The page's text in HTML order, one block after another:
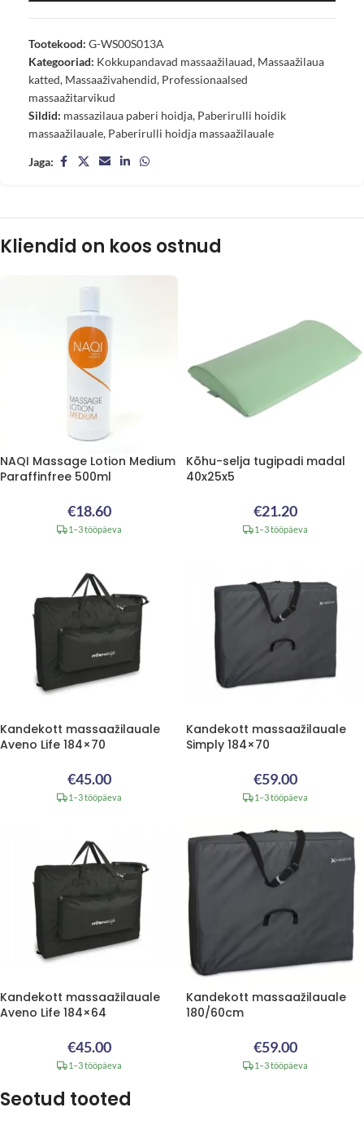
Tootekood: G-WS00S013A
Kategooriad: Kokkupandavad massaažilauad, Massaažilaua
katted, Massaaživahendid, Professionaalsed
massaažitarvikud
Sildid: massazilaua paberi hoidja, Paberirulli hoidik
massaažilauale, Paberirulli hoidja massaažilauale
Jaga:
Kliendid on koos ostnud
NAQI Massage Lotion Medium
Paraffinfree 500ml
€18.60
1–3 tööpäeva
Kõhu-selja tugipadi madal
40x25x5
€21.20
1–3 tööpäeva
Kandekott massaažilauale
Aveno Life 184×70
€45.00
1–3 tööpäeva
Kandekott massaažilauale
Simply 184×70
€59.00
1–3 tööpäeva
Kandekott massaažilauale
Aveno Life 184×64
€45.00
1–3 tööpäeva
Kandekott massaažilauale
180/60cm
€59.00
1–3 tööpäeva
Seotud tooted